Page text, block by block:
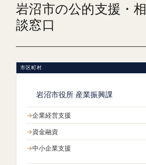
岩沼市の公的支援・相
談窓口
市区町村
岩沼市役所 産業振興課
企業経営支援
資金融資
中小企業支援